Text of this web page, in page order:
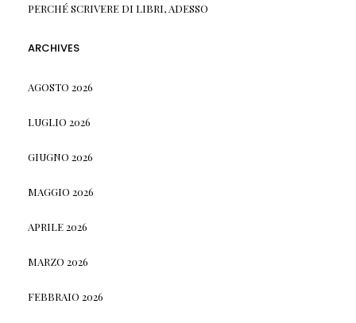
PERCHÉ SCRIVERE DI LIBRI, ADESSO
ARCHIVES
AGOSTO 2026
LUGLIO 2026
GIUGNO 2026
MAGGIO 2026
APRILE 2026
MARZO 2026
FEBBRAIO 2026